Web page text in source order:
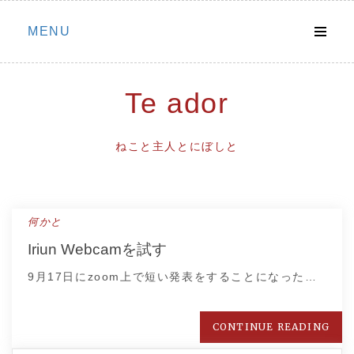
Skip
MENU
Te ador
ねこと主人とにぼしと
何かと
Iriun Webcamを試す
9月17日にzoom上で短い発表をすることになった…
CONTINUE READING